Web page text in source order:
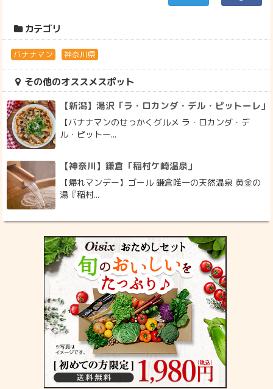
カテゴリ
バナナマン 神奈川県
その他のオススメスポット
【新潟】湯沢「ラ・ロカンダ・デル・ピットーレ」
【バナナマンのせっかくグルメ ラ・ロカンダ・デ
ル・ピットー...
【神奈川】鎌倉「稲村ケ崎温泉」
【帰れマンデー】ゴール 鎌倉唯一の天然温泉 黄金の
湯『稲村...